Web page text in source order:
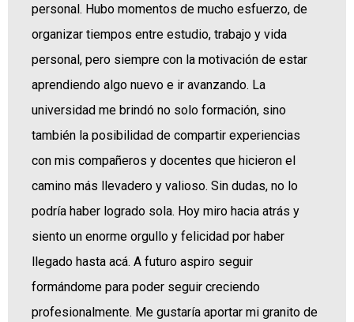
personal. Hubo momentos de mucho esfuerzo, de
organizar tiempos entre estudio, trabajo y vida
personal, pero siempre con la motivación de estar
aprendiendo algo nuevo e ir avanzando. La
universidad me brindó no solo formación, sino
también la posibilidad de compartir experiencias
con mis compañeros y docentes que hicieron el
camino más llevadero y valioso. Sin dudas, no lo
podría haber logrado sola. Hoy miro hacia atrás y
siento un enorme orgullo y felicidad por haber
llegado hasta acá. A futuro aspiro seguir
formándome para poder seguir creciendo
profesionalmente. Me gustaría aportar mi granito de